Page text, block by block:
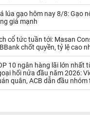
Thủy hải sản khác Tôm
Vàng
VLXD khác
Xi măng - Clynker
lúa gạo hôm nay 8/8: Gạo
giá mạnh
cổ tức tuần tới: Masan
chốt quyền, tỷ lệ cao
10 ngân hàng lãi lớn nhất
hối nửa đầu năm 2026:
quân, ACB dẫn đầu nhóm